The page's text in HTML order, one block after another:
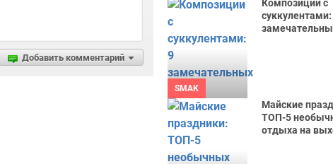
Добавить комментарий
SMAK
Композиции с
суккулентами:
Майские
ТОП-5
отдыха на